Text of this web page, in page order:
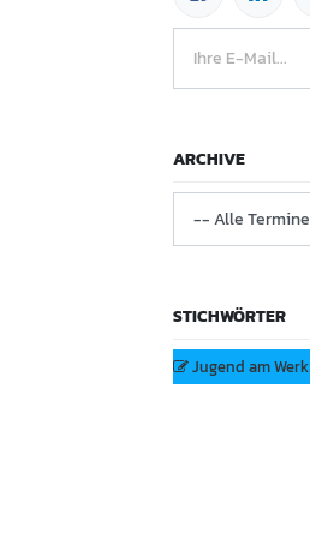
ARCHIVE
STICHWÖRTER
Jugend am Werk